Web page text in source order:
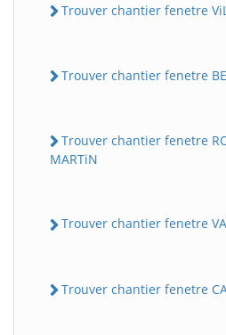
Trouver chantier fenetre
Trouver chantier fenetre
Trouver chantier fenetre
MARTiN
Trouver chantier fenetre
Trouver chantier fenetre